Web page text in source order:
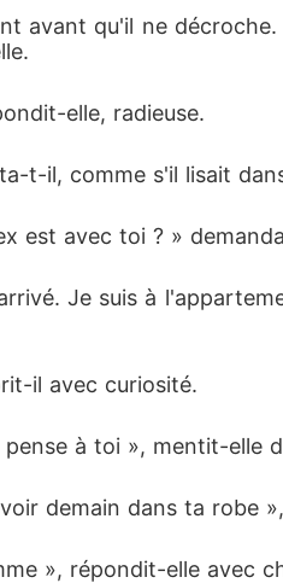
avant qu'il ne
elle, radieuse.
t-il, comme s'il lisait
est avec toi ? »
Je suis à
il avec curiosité.
à toi », mentit-elle
demain dans ta robe
», répondit-elle avec